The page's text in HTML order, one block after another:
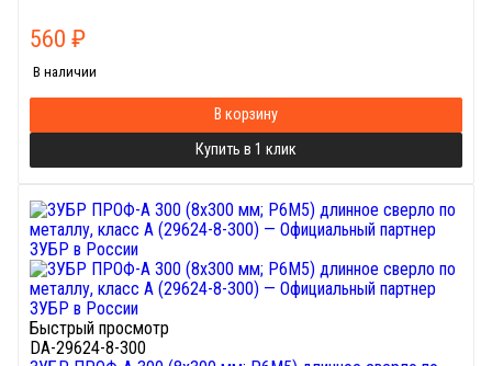
560 ₽
В наличии
В корзину
Купить в 1 клик
Быстрый просмотр
DA-29624-8-300